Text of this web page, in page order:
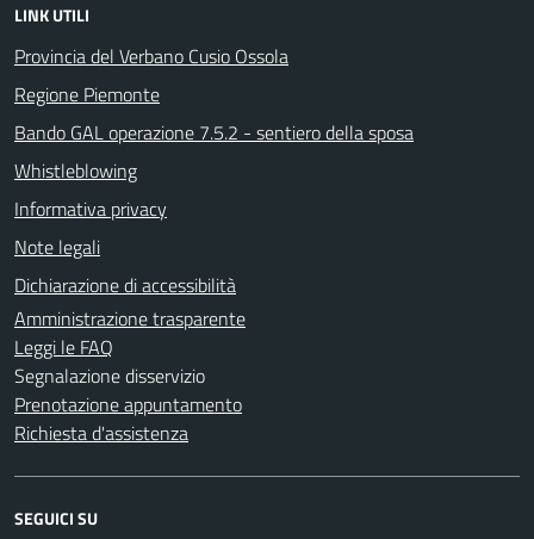
LINK UTILI
Provincia del Verbano Cusio Ossola
Regione Piemonte
Bando GAL operazione 7.5.2 - sentiero della sposa
Whistleblowing
Informativa privacy
Note legali
Dichiarazione di accessibilità
Amministrazione trasparente
Leggi le FAQ
Segnalazione disservizio
Prenotazione appuntamento
Richiesta d'assistenza
SEGUICI SU